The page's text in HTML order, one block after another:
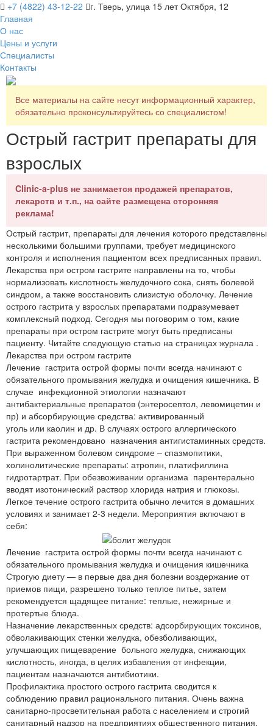
+7 (4822) 43-12-22
г. Тверь, улица 15 лет Октября, 12
Главная
О нас
Цены и услуги
Специалисты
Контакты
Все материалы на сайте несут информационный характер,
обязательно проконсультируйтесь со специалистом!
Острый гастрит препараты для
взрослых
Clinic-a-plus не занимается продажей препаратов,
лекарств и т.п., на сайте размещена сторонняя
реклама!
Острый гастрит, препараты для лечения которого представлены
несколькими большими группами, требует медицинского
контроля и исполнения пациентом всех предписанных правил.
Лекарства при остром гастрите направлены на то, чтобы
нормализовать кислотность желудочного сока, снять болевой
синдром, а также восстановить слизистую оболочку. Лечение
острого гастрита у взрослых препаратами подразумевает
комплексный подход. Сегодня мы поговорим о том, какие
препараты при остром гастрите могут быть предписаны
пациенту. Читайте следующую статью на страницах журнала .
Лекарства при остром гастрите
Лечение гастрита острой формы почти всегда начинают с
обязательного промывания желудка и очищения кишечника. В
случае инфекционной этиологии назначают
антибактериальные препаратов (энтеросептол, левомицетин и
пр) и абсорбирующие средства: активированный
уголь или каолин и др. В случаях острого аллергического
гастрита рекомендовано назначения антигистаминных средств.
При выраженном болевом синдроме – спазмопитики,
холинолитические препараты: атропин, платифиллина
гидротартрат. При обезвоживании организма парентерально
вводят изотонический раствор хлорида натрия и глюкозы.
Легкое течение острого гастрита обычно лечится в домашних
условиях и занимает 2-3 недели. Мероприятия включают в
себя:
Лечение гастрита острой формы почти всегда начинают с
обязательного промывания желудка и очищения кишечника
Строгую диету — в первые два дня болезни воздержание от
приемов пищи, разрешено только теплое питье, затем
рекомендуется щадящее питание: теплые, нежирные и
протертые блюда.
Назначение лекарственных средств: адсорбирующих токсинов,
обволакивающих стенки желудка, обезболивающих,
улучшающих пищеварение больного желудка, снижающих
кислотность, иногда, в целях избавления от инфекции,
пациентам назначаются антибиотики.
Профилактика простого острого гастрита сводится к
соблюдению правил рационального питания. Очень важна
санитарно-просветительная работа с населением и строгий
санитарный надзор на предприятиях общественного питания.